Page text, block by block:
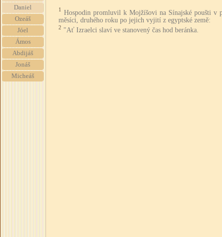
Daniel
Ozeáš
Jóel
Ámos
Abdijáš
Jonáš
Micheáš
1 Hospodin promluvil k Mojžíšovi na Sínajské poušti v
měsíci, druhého roku po jejich vyjití z egyptské země:
2 "Ať Izraelci slaví ve stanovený čas hod beránka.